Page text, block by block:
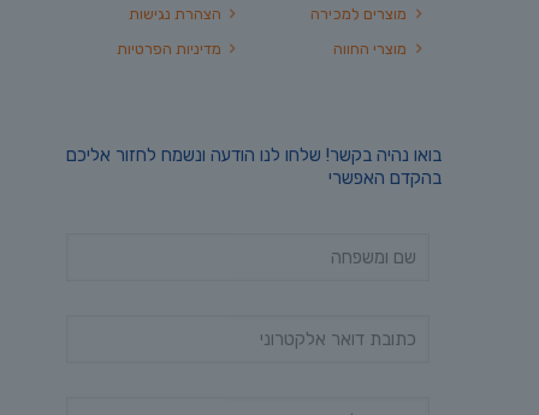
הצהרת נגישות
מדיניות הפרטיות
מוצרים למכירה
מוצרי החווה
בואו נהיה בקשר! שלחו לנו הודעה ונשמח לחזור אליכם
בהקדם האפשרי